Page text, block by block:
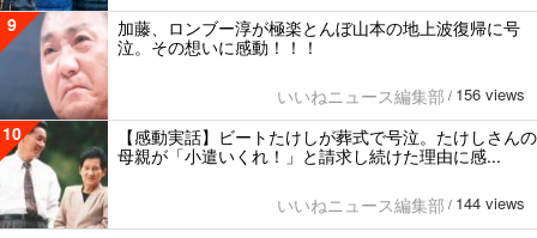
9
加藤、ロンブー淳が極楽とんぼ山本の地上波復帰に号
泣。その想いに感動！！！
いいねニュース編集部 / 156 views
10
【感動実話】ビートたけしが葬式で号泣。たけしさんの
母親が「小遣いくれ！」と請求し続けた理由に感...
いいねニュース編集部 / 144 views